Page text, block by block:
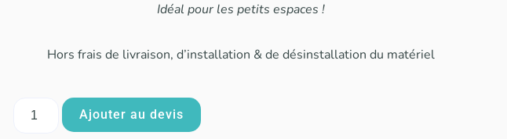
Idéal pour les petits espaces !
Hors frais de livraison, d’installation & de désinstallation du matériel
Ajouter au devis